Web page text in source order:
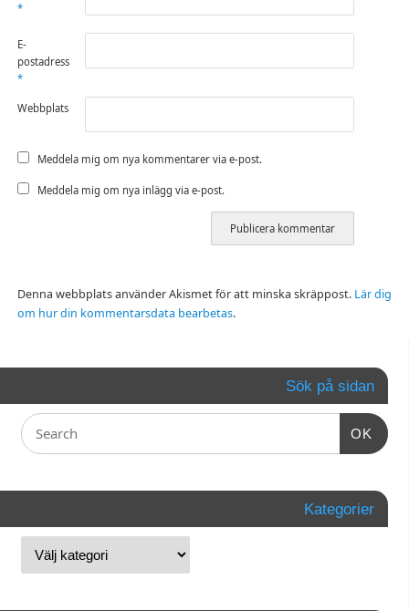
*
E-
postadress
*
Webbplats
Meddela mig om nya kommentarer via e-post.
Meddela mig om nya inlägg via e-post.
Denna webbplats använder Akismet för att minska skräppost. Lär dig
om hur din kommentarsdata bearbetas.
Sök på sidan
OK
Kategorier